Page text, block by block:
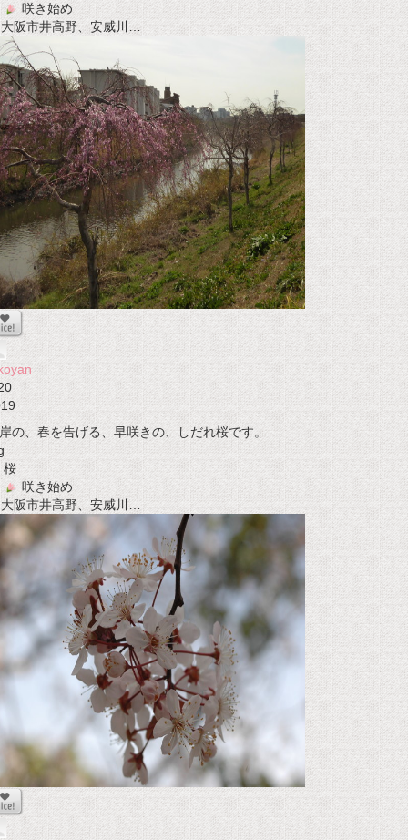
咲き始め
阪市井高野、安威川…
の、春を告げる、早咲きの、しだれ桜です。
桜
咲き始め
阪市井高野、安威川…